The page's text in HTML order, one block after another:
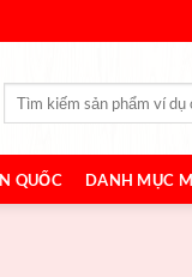
Tìm
QUỐC DANH MỤC